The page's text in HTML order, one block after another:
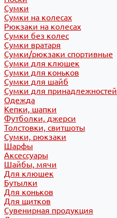
Сумки
Сумки на колесах
Рюкзаки на колесах
Сумки без колес
Сумки вратаря
Сумки/рюкзаки спортивные
Сумки для клюшек
Сумки для коньков
Сумки для шайб
Сумки для принадлежностей
Одежда
Кепки, шапки
Футболки, джерси
Толстовки, свитшоты
Сумки, рюкзаки
Шарфы
Аксессуары
Шайбы, мячи
Для клюшек
Бутылки
Для коньков
Для щитков
Сувенирная продукция